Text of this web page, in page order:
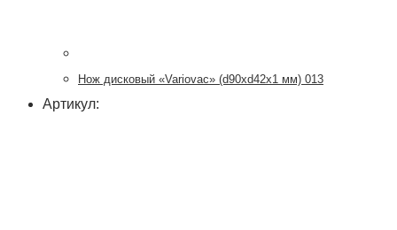
Нож дисковый «Variovac» (d90хd42x1 мм) 013
Артикул: